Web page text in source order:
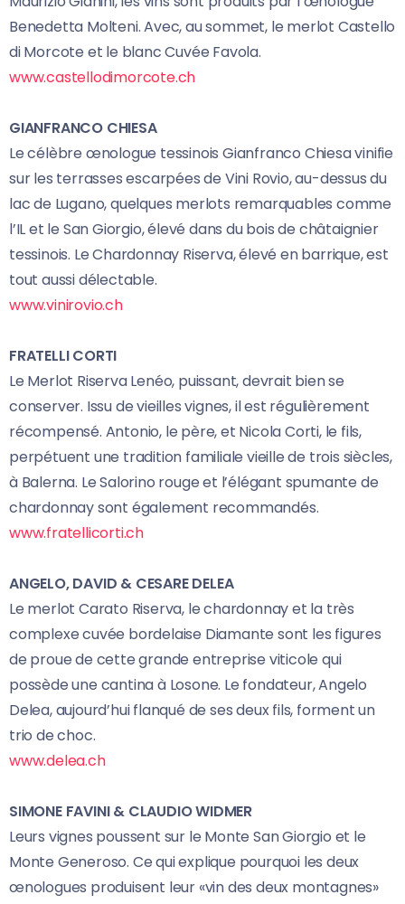
Benedetta Molteni. Avec, au sommet, le merlot Castello
di Morcote et le blanc Cuvée Favola.
www.castellodimorcote.ch
GIANFRANCO CHIESA
Le célèbre œnologue tessinois Gianfranco Chiesa vinifie
sur les terrasses escarpées de Vini Rovio, au-dessus du
lac de Lugano, quelques merlots remarquables comme
l’IL et le San Giorgio, élevé dans du bois de châtaignier
tessinois. Le Chardonnay Riserva, élevé en barrique, est
tout aussi délectable.
www.vinirovio.ch
FRATELLI CORTI
Le Merlot Riserva Lenéo, puissant, devrait bien se
conserver. Issu de vieilles vignes, il est régulièrement
récompensé. Antonio, le père, et Nicola Corti, le fils,
perpétuent une tradition familiale vieille de trois siècles,
à Balerna. Le Salorino rouge et l’élégant spumante de
chardonnay sont également recommandés.
www.fratellicorti.ch
ANGELO, DAVID & CESARE DELEA
Le merlot Carato Riserva, le chardonnay et la très
complexe cuvée bordelaise Diamante sont les figures
de proue de cette grande entreprise viticole qui
possède une cantina à Losone. Le fondateur, Angelo
Delea, aujourd’hui flanqué de ses deux fils, forment un
trio de choc.
www.delea.ch
SIMONE FAVINI & CLAUDIO WIDMER
Leurs vignes poussent sur le Monte San Giorgio et le
Monte Generoso. Ce qui explique pourquoi les deux
œnologues produisent leur «vin des deux montagnes»